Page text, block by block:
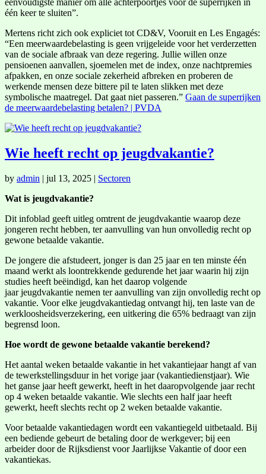
eenvoudigste manier om alle achterpoortjes voor de superrijken in
één keer te sluiten”.
Mertens richt zich ook expliciet tot CD&V, Vooruit en Les Engagés:
“Een meerwaardebelasting is geen vrijgeleide voor het verderzetten
van de sociale afbraak van deze regering. Jullie willen onze
pensioenen aanvallen, sjoemelen met de index, onze nachtpremies
afpakken, en onze sociale zekerheid afbreken en proberen de
werkende mensen deze bittere pil te laten slikken met deze
symbolische maatregel. Dat gaat niet passeren.” Gaan de superrijken
de meerwaardebelasting betalen? | PVDA
Wie heeft recht op jeugdvakantie?
by admin | jul 13, 2025 | Sectoren
Wat is jeugdvakantie?
Dit infoblad geeft uitleg omtrent de jeugdvakantie waarop deze
jongeren recht hebben, ter aanvulling van hun onvolledig recht op
gewone betaalde vakantie.
De jongere die afstudeert, jonger is dan 25 jaar en ten minste één
maand werkt als loontrekkende gedurende het jaar waarin hij zijn
studies heeft beëindigd, kan het daarop volgende
jaar jeugdvakantie nemen ter aanvulling van zijn onvolledig recht op
vakantie. Voor elke jeugdvakantiedag ontvangt hij, ten laste van de
werkloosheidsverzekering, een uitkering die 65% bedraagt van zijn
begrensd loon.
Hoe wordt de gewone betaalde vakantie berekend?
Het aantal weken betaalde vakantie in het vakantiejaar hangt af van
de tewerkstellingsduur in het vorige jaar (vakantiedienstjaar). Wie
het ganse jaar heeft gewerkt, heeft in het daaropvolgende jaar recht
op 4 weken betaalde vakantie. Wie slechts een half jaar heeft
gewerkt, heeft slechts recht op 2 weken betaalde vakantie.
Voor betaalde vakantiedagen wordt een vakantiegeld uitbetaald. Bij
een bediende gebeurt de betaling door de werkgever; bij een
arbeider door de Rijksdienst voor Jaarlijkse Vakantie of door een
vakantiekas.